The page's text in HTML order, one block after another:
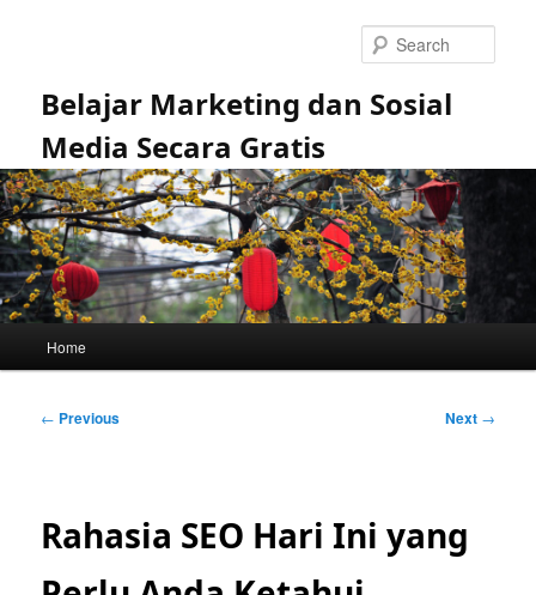
Belajar Marketing dan Sosial
Media Secara Gratis
Home
Post
← Previous Next →
Rahasia SEO Hari Ini yang